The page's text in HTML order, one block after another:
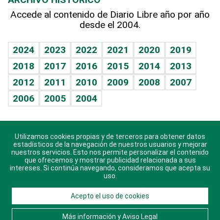
Hablando con el pediatra
Vida y familia
Eñe
Celebrando la vida
Sin complejos
En pocas palabras
Escuchando al corazón
Economía Personal
TBT Deportivo
Más firmas
Hecho en casa
Guía del dinero
Cumpleaños
Horóscopos
Crucigramas
Accede al contenido de Diario Libre año por año
desde el 2004.
2024 2023 2022 2021 2020
2019
2018
2017 2016 2015 2014
2013
2012
2011 2010 2009 2008
2007
2006
2005 2004
Descarga nuestras aplicaciones para Android, iOS y
sistema Huawei.
© 2021 Diario Libre, todos los derechos reservados.
Consulta elAviso Legal. Ponte en Contacto
Utilizamos cookies propias y de terceros para obtener datos
estadísticos de la navegación de nuestros usuarios y mejorar
nuestros servicios. Esto nos permite personalizar el contenido
que ofrecemos y mostrar publicidad relacionada a sus
intereses. Si continúa navegando, consideramos que acepta su
uso.
Acepto el uso de cookies
Más información y Aviso Legal